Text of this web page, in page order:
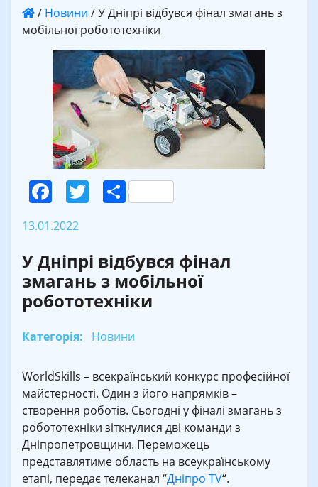
/ Новини /У Дніпрі відбувся фінал змагань з
мобільної робототехніки
Facebook
Twitter
Поділитися
13.01.2022
У Дніпрі відбувся фінал
змагань з мобільної
робототехніки
Категорія: Новини
WorldSkills – всекраїнський конкурс професійної
майстерності. Один з його напрямків –
створення роботів. Сьогодні у фіналі змагань з
робототехніки зіткнулися дві команди з
Дніпропетровщини. Переможець
представлятиме область на всеукраїнському
етапі, передає телеканал “Дніпро TV“.